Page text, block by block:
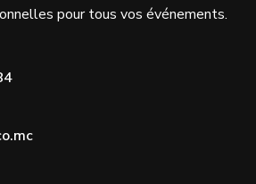
pour tous vos événements.